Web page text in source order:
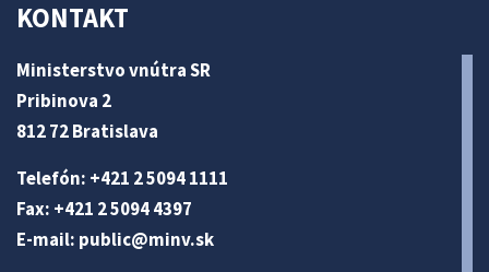
KONTAKT
Ministerstvo vnútra SR
Pribinova 2
812 72 Bratislava
Telefón: +421 2 5094 1111
Fax: +421 2 5094 4397
E-mail: public@minv.sk